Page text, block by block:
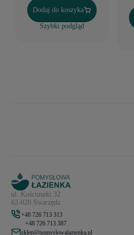
Dodaj do koszyka
Szybki podgląd
ul. Kościuszki 32
62-020 Swarzędz
+48 726 713 313
+48 726 713 387
sklep@pomyslowalazienka.pl